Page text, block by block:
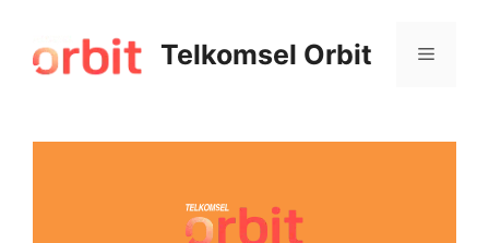
Telkomsel Orbit